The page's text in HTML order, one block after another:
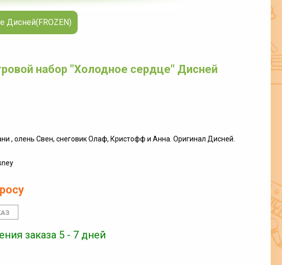
Дисней(FROZEN)
набор "Холодное сердце" Дисней
, олень Свен, снеговик Олаф, Кристофф и Анна. Оригинал Дисней.
заказа 5 - 7 дней